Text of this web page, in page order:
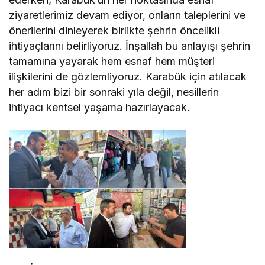
ziyaretlerimiz devam ediyor, onların taleplerini ve
önerilerini dinleyerek birlikte şehrin öncelikli
ihtiyaçlarını belirliyoruz. İnşallah bu anlayışı şehrin
tamamına yayarak hem esnaf hem müşteri
ilişkilerini de gözlemliyoruz. Karabük için atılacak
her adım bizi bir sonraki yıla değil, nesillerin
ihtiyacı kentsel yaşama hazırlayacak.